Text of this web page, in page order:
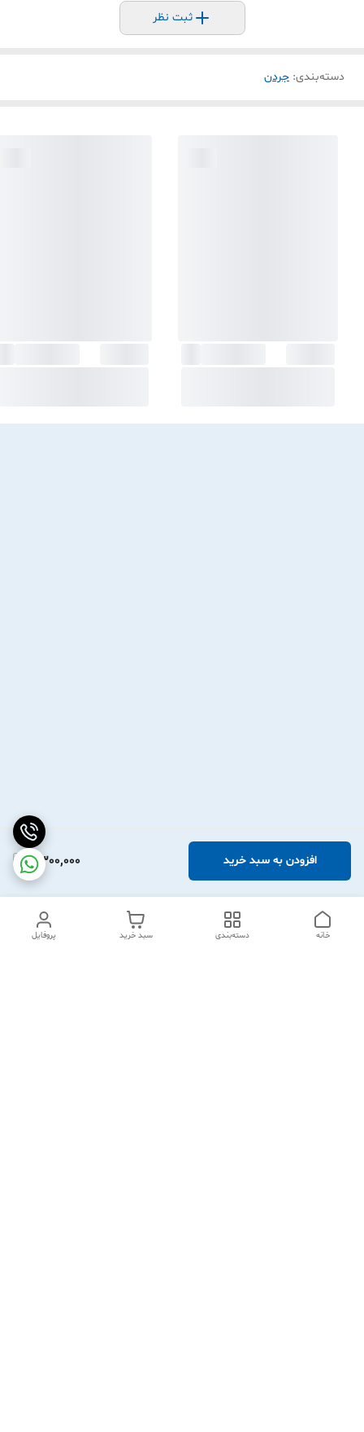
2,300,000 افزودن به سبد خرید
ثبت نظر
دسته‌بندی: جردن
پروفایل سبد خرید دسته‌بندی خانه